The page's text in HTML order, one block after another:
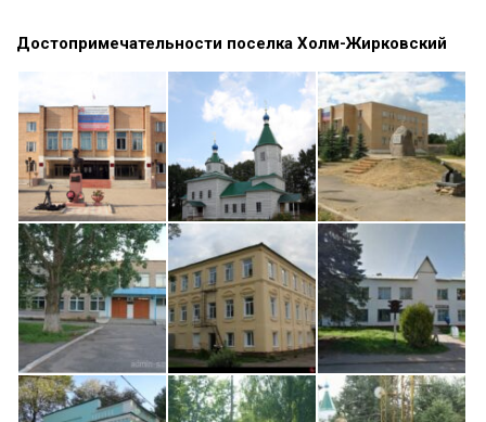
Достопримечательности поселка Холм-Жирковский